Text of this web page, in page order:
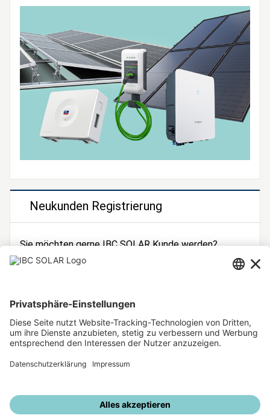
Neukunden Registrierung
Sie möchten gerne IBC SOLAR Kunde werden?
Dann registrieren Sie sich jetzt!
Unsere weiteren Angebote
IBC SOLAR Webseite